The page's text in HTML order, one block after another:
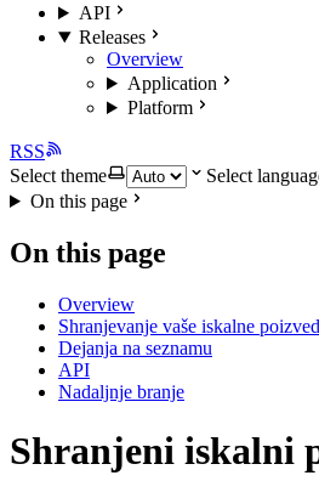
API
Releases
Overview
Application
Platform
RSS
Select theme
Select
On this page
On this page
Overview
Shranjevanje vaše iskalne
Dejanja na seznamu
API
Nadaljnje branje
Shranjeni iskalni